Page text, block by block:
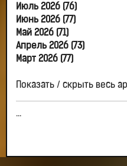
Июль 2026 (76)
Июнь 2026 (77)
Май 2026 (71)
Апрель 2026 (73)
Март 2026 (77)
Показать / скрыть весь
...